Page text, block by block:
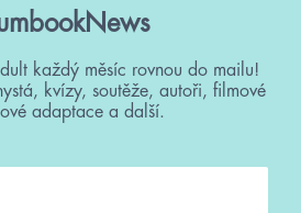
každý měsíc rovnou do mailu!
kvízy, soutěže, autoři, filmové
adaptace a další.